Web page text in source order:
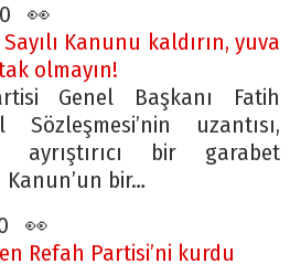
0 👀
Kanunu kaldırın, yuva
olmayın!
Genel Başkanı Fatih
uzantısı,
ayrıştırıcı bir garabet
Kanun’un bir…
0 👀
Refah Partisi’ni kurdu